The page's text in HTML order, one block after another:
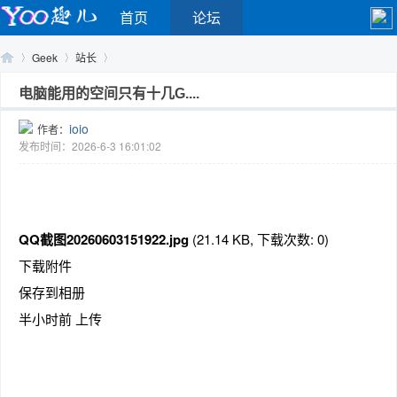
首页 论坛
Geek
›
站长
电脑能用的空间只有十几G....
作者： ioio
发布时间：2026-6-3 16:01:02
QQ截图20260603151922.jpg (21.14 KB, 下载次数: 0)
下载附件
保存到相册
半小时前 上传